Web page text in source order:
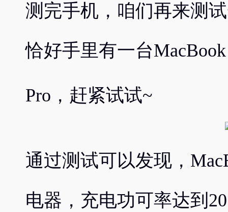
测完手机，咱们再来测
恰好手里有一台MacBook
Pro，赶紧试试~
通过测试可以发现，
电器，充电功可率达到